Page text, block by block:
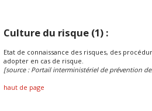
Culture du risque (1) :
Etat de connaissance des risques, des
adopter en cas de risque.
[source : Portail interministériel de prévention
haut de page